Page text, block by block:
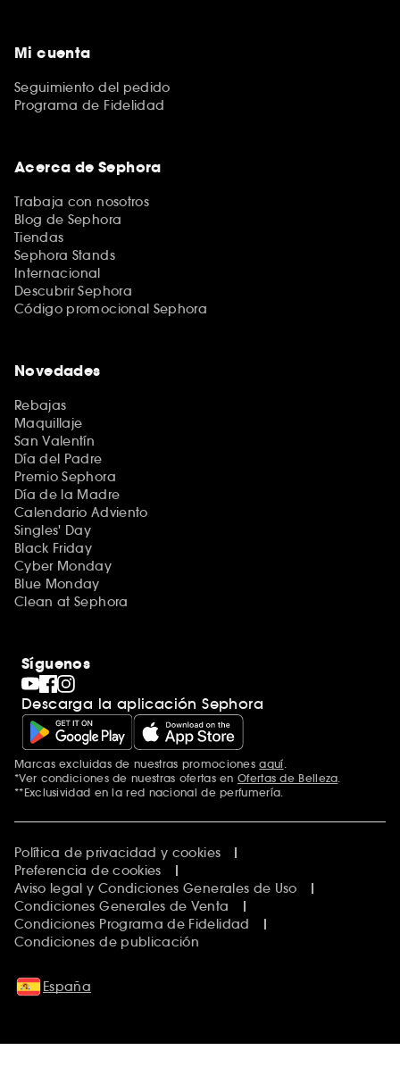
Mi cuenta
Seguimiento del pedido
Programa de Fidelidad
Acerca de Sephora
Trabaja con nosotros
Blog de Sephora
Tiendas
Sephora Stands
Internacional
Descubrir Sephora
Código promocional Sephora
Novedades
Rebajas
Maquillaje
San Valentín
Día del Padre
Premio Sephora
Día de la Madre
Calendario Adviento
Singles' Day
Black Friday
Cyber Monday
Blue Monday
Clean at Sephora
Síguenos
Descarga la aplicación Sephora
Marcas excluidas de nuestras promocionesaquí
*Ver condiciones de nuestras ofertas en Ofertas de Belleza
**Exclusividad en la red nacional de perfumería.
Política de privacidad y cookies
Preferencia de cookies
Aviso legal y Condiciones Generales de Uso
Condiciones Generales de Venta
Condiciones Programa de Fidelidad
Condiciones de publicación
España